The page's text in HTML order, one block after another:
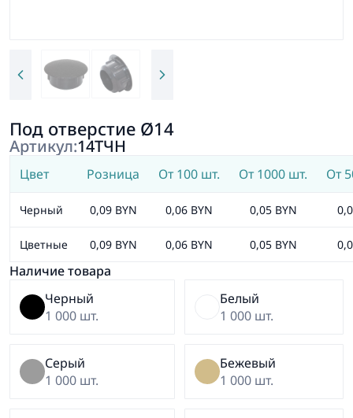
Под отверстие Ø14
Артикул:14ТЧН
Цвет Розница От 100 шт. От 1000 шт. От
Черный 0,09 BYN 0,06 BYN 0,05 BYN
Цветные 0,09 BYN 0,06 BYN 0,05 BYN
Наличие товара
Черный
1 000 шт.
Белый
1 000 шт.
Серый
1 000 шт.
Бежевый
1 000 шт.